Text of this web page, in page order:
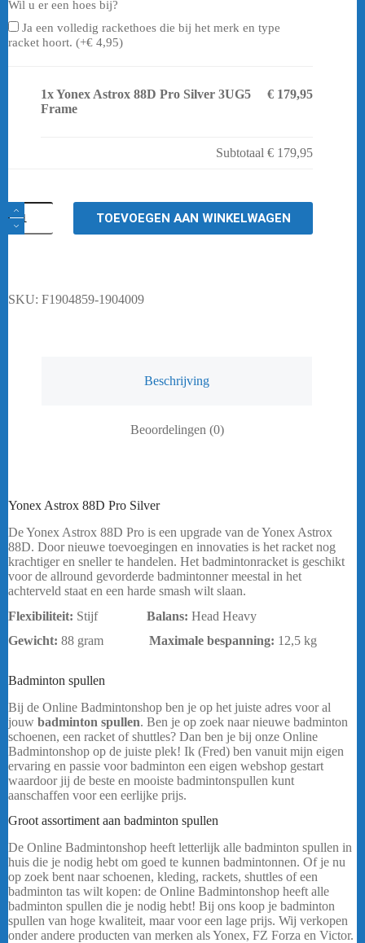
Wil u er een hoes bij?
Ja een volledig rackethoes die bij het merk en type
racket hoort. (+€ 4,95)
1xYonex Astrox 88D Pro Silver 3UG5
Frame
€ 179,95
Subtotaal€ 179,95
Yonex
Astrox
88D
aantal
TOEVOEGEN AAN WINKELWAGEN
SKU: F1904859-1904009
Beschrijving
Beoordelingen (0)
Yonex Astrox 88D Pro Silver
De Yonex Astrox 88D Pro is een upgrade van de Yonex Astrox
88D. Door nieuwe toevoegingen en innovaties is het racket nog
krachtiger en sneller te handelen. Het badmintonracket is geschikt
voor de allround gevorderde badmintonner meestal in het
achterveld staat en een harde smash wilt slaan.
Flexibiliteit: Stijf Balans: Head Heavy
Gewicht: 88 gram Maximale bespanning: 12,5 kg
Badminton spullen
Bij de Online Badmintonshop ben je op het juiste adres voor al
jouw badminton spullen. Ben je op zoek naar nieuwe badminton
schoenen, een racket of shuttles? Dan ben je bij onze Online
Badmintonshop op de juiste plek! Ik (Fred) ben vanuit mijn eigen
ervaring en passie voor badminton een eigen webshop gestart
waardoor jij de beste en mooiste badmintonspullen kunt
aanschaffen voor een eerlijke prijs.
Groot assortiment aan badminton spullen
De Online Badmintonshop heeft letterlijk alle badminton spullen in
huis die je nodig hebt om goed te kunnen badmintonnen. Of je nu
op zoek bent naar schoenen, kleding, rackets, shuttles of een
badminton tas wilt kopen: de Online Badmintonshop heeft alle
badminton spullen die je nodig hebt! Bij ons koop je badminton
spullen van hoge kwaliteit, maar voor een lage prijs. Wij verkopen
onder andere producten van merken als Yonex, FZ Forza en Victor.